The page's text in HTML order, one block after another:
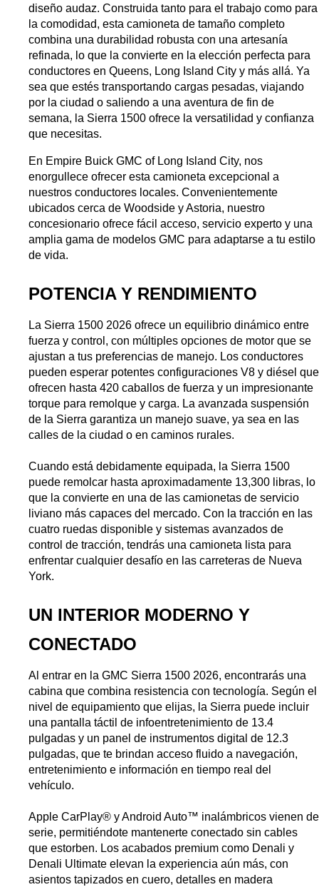
diseño audaz. Construida tanto para el trabajo como para
la comodidad, esta camioneta de tamaño completo
combina una durabilidad robusta con una artesanía
refinada, lo que la convierte en la elección perfecta para
conductores en Queens, Long Island City y más allá. Ya
sea que estés transportando cargas pesadas, viajando
por la ciudad o saliendo a una aventura de fin de
semana, la Sierra 1500 ofrece la versatilidad y confianza
que necesitas.
En Empire Buick GMC of Long Island City, nos
enorgullece ofrecer esta camioneta excepcional a
nuestros conductores locales. Convenientemente
ubicados cerca de Woodside y Astoria, nuestro
concesionario ofrece fácil acceso, servicio experto y una
amplia gama de modelos GMC para adaptarse a tu estilo
de vida.
POTENCIA Y RENDIMIENTO
La Sierra 1500 2026 ofrece un equilibrio dinámico entre
fuerza y control, con múltiples opciones de motor que se
ajustan a tus preferencias de manejo. Los conductores
pueden esperar potentes configuraciones V8 y diésel que
ofrecen hasta 420 caballos de fuerza y un impresionante
torque para remolque y carga. La avanzada suspensión
de la Sierra garantiza un manejo suave, ya sea en las
calles de la ciudad o en caminos rurales.
Cuando está debidamente equipada, la Sierra 1500
puede remolcar hasta aproximadamente 13,300 libras, lo
que la convierte en una de las camionetas de servicio
liviano más capaces del mercado. Con la tracción en las
cuatro ruedas disponible y sistemas avanzados de
control de tracción, tendrás una camioneta lista para
enfrentar cualquier desafío en las carreteras de Nueva
York.
UN INTERIOR MODERNO Y
CONECTADO
Al entrar en la GMC Sierra 1500 2026, encontrarás una
cabina que combina resistencia con tecnología. Según el
nivel de equipamiento que elijas, la Sierra puede incluir
una pantalla táctil de infoentretenimiento de 13.4
pulgadas y un panel de instrumentos digital de 12.3
pulgadas, que te brindan acceso fluido a navegación,
entretenimiento e información en tiempo real del
vehículo.
Apple CarPlay® y Android Auto™ inalámbricos vienen de
serie, permitiéndote mantenerte conectado sin cables
que estorben. Los acabados premium como Denali y
Denali Ultimate elevan la experiencia aún más, con
asientos tapizados en cuero, detalles en madera